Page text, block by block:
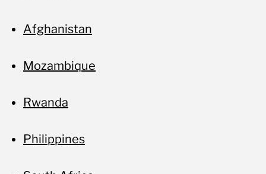
Afghanistan
Mozambique
Rwanda
Philippines